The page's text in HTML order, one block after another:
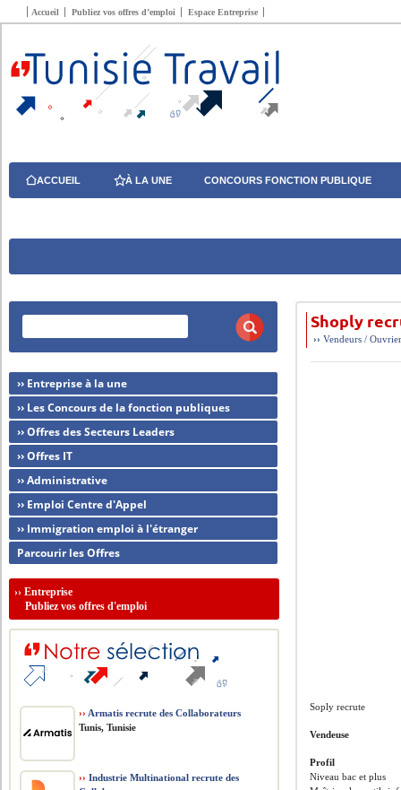
Accueil Publiez vos offres d’emploi Espace Entreprise
ACCUEIL À LA UNE CONCOURS FONCTION PUBLIQUE
Shoply
››Vendeurs /
Soply recrute
Vendeuse
Profil
Niveau bac et plus
›› Entreprise à la une
›› Les Concours de la fonction publiques
›› Offres des Secteurs Leaders
›› Offres IT
›› Administrative
›› Emploi Centre d'Appel
›› Immigration emploi à l'étranger
Parcourir les Offres
››Entreprise
Publiez vos offres d'emploi
›› Armatis recrute des Collaborateurs
Tunis, Tunisie
›› Industrie Multinational recrute des